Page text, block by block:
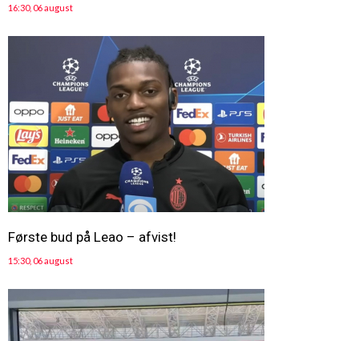
16:30, 06 august
Første bud på Leao – afvist!
15:30, 06 august